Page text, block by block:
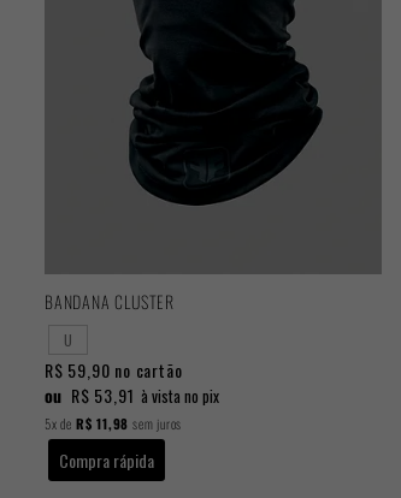
BANDANA CLUSTER
U
R$ 59,90 no cartão
ou R$ 53,91 à vista no pix
5xde R$ 11,98 sem juros
Compra rápida